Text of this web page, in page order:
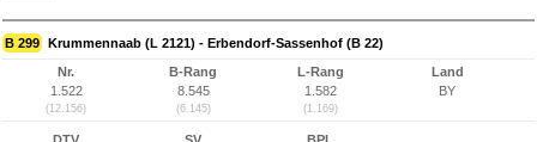
B 299 Krummennaab (L 2121) - Erbendorf-Sassenhof (B 22)
Nr.
1.522
(12.156)
B-Rang
8.545
(6.145)
L-Rang
1.582
(1.169)
Land
BY